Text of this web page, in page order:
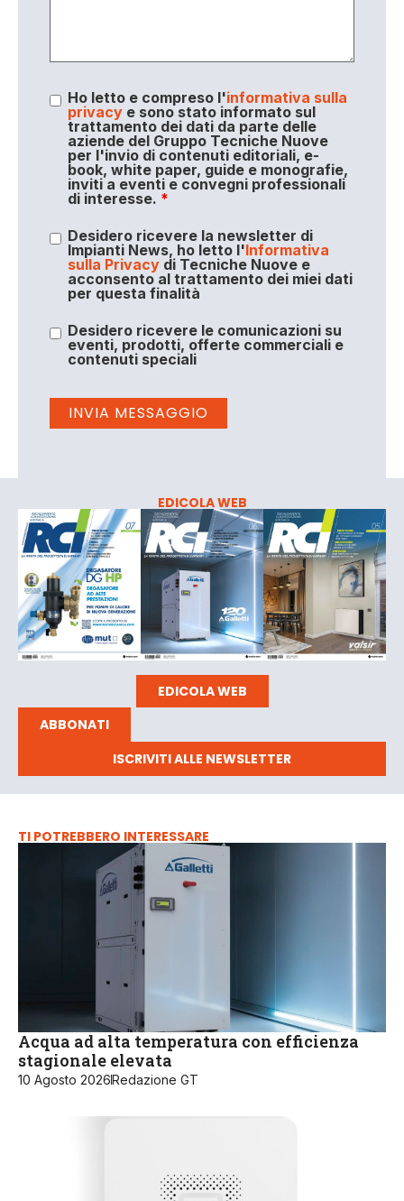
Ho letto e compreso l'informativa sulla
privacye sono stato informato sul
trattamento dei dati da parte delle
aziende del Gruppo Tecniche Nuove
per l'invio di contenuti editoriali, e-
book, white paper, guide e monografie,
inviti a eventi e convegni professionali
di interesse. *
Desidero ricevere la newsletter di
Impianti News, ho letto l'Informativa
sulla Privacydi Tecniche Nuove e
acconsento al trattamento dei miei dati
per questa finalità
Desidero ricevere le comunicazioni su
eventi, prodotti, offerte commerciali e
contenuti speciali
EDICOLA WEB
EDICOLA WEB
ABBONATI
ISCRIVITI ALLE NEWSLETTER
TI POTREBBERO INTERESSARE
Acqua ad alta temperatura con efficienza
stagionale elevata
10 Agosto 2026Redazione GT